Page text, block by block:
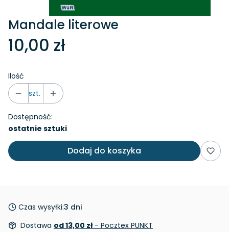
Mandale literowe
10,00 zł
Ilość
szt.
Dostępność:
ostatnie sztuki
Dodaj do koszyka
Czas wysyłki:3 dni
Dostawa od 13,00 zł - Pocztex PUNKT